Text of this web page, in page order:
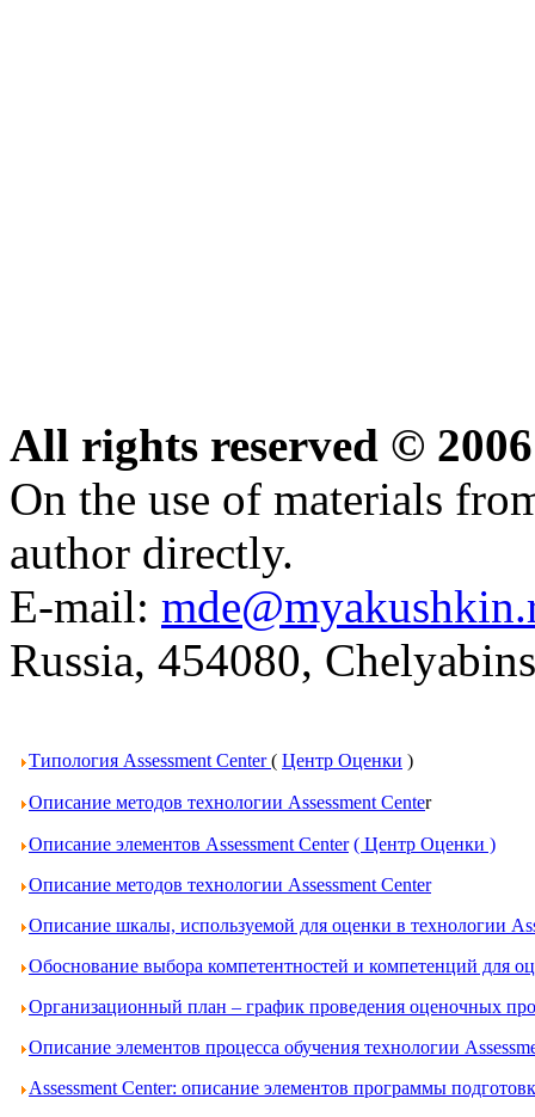
All rights reserved ©
On the use of materials
author directly.
E-mail:
Russia, 454080,
Типология Assessment Center( Центр Оценки )
Описание методов технологии Assessment Center
Описание элементов Assessment Center ( Центр Оценки )
Описание методов технологии Assessment Center
Описание шкалы, используемой для оценки в технологии
Обоснование выбора компетентностей и компетенций для
Организационный план – график проведения оценочных
Описание элементов процесса обучения технологии
Assessment Center: описание элементов программы